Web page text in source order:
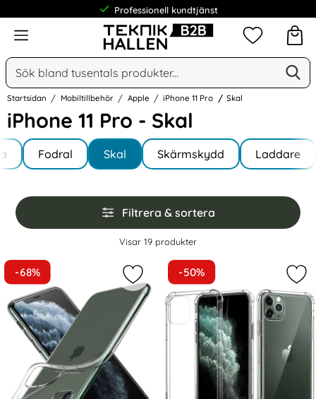
Professionell kundtjänst
Meny
Sök
Sök på Narse Group AB
Mina
Startsidan Mobiltillbehör Apple iPhone 11 Pro Skal
iPhone 11 Pro - Skal
Hoppa
till
produkter
Underkategorier
Pro Fodral Skal Skärmskydd Laddare
Hoppa
över
filtersektionen
Filtrera & sortera
Filtrera & sortera
Visar 19 produkter
produktlista
-68%
Markera iPhone 11 Pro -
-50%